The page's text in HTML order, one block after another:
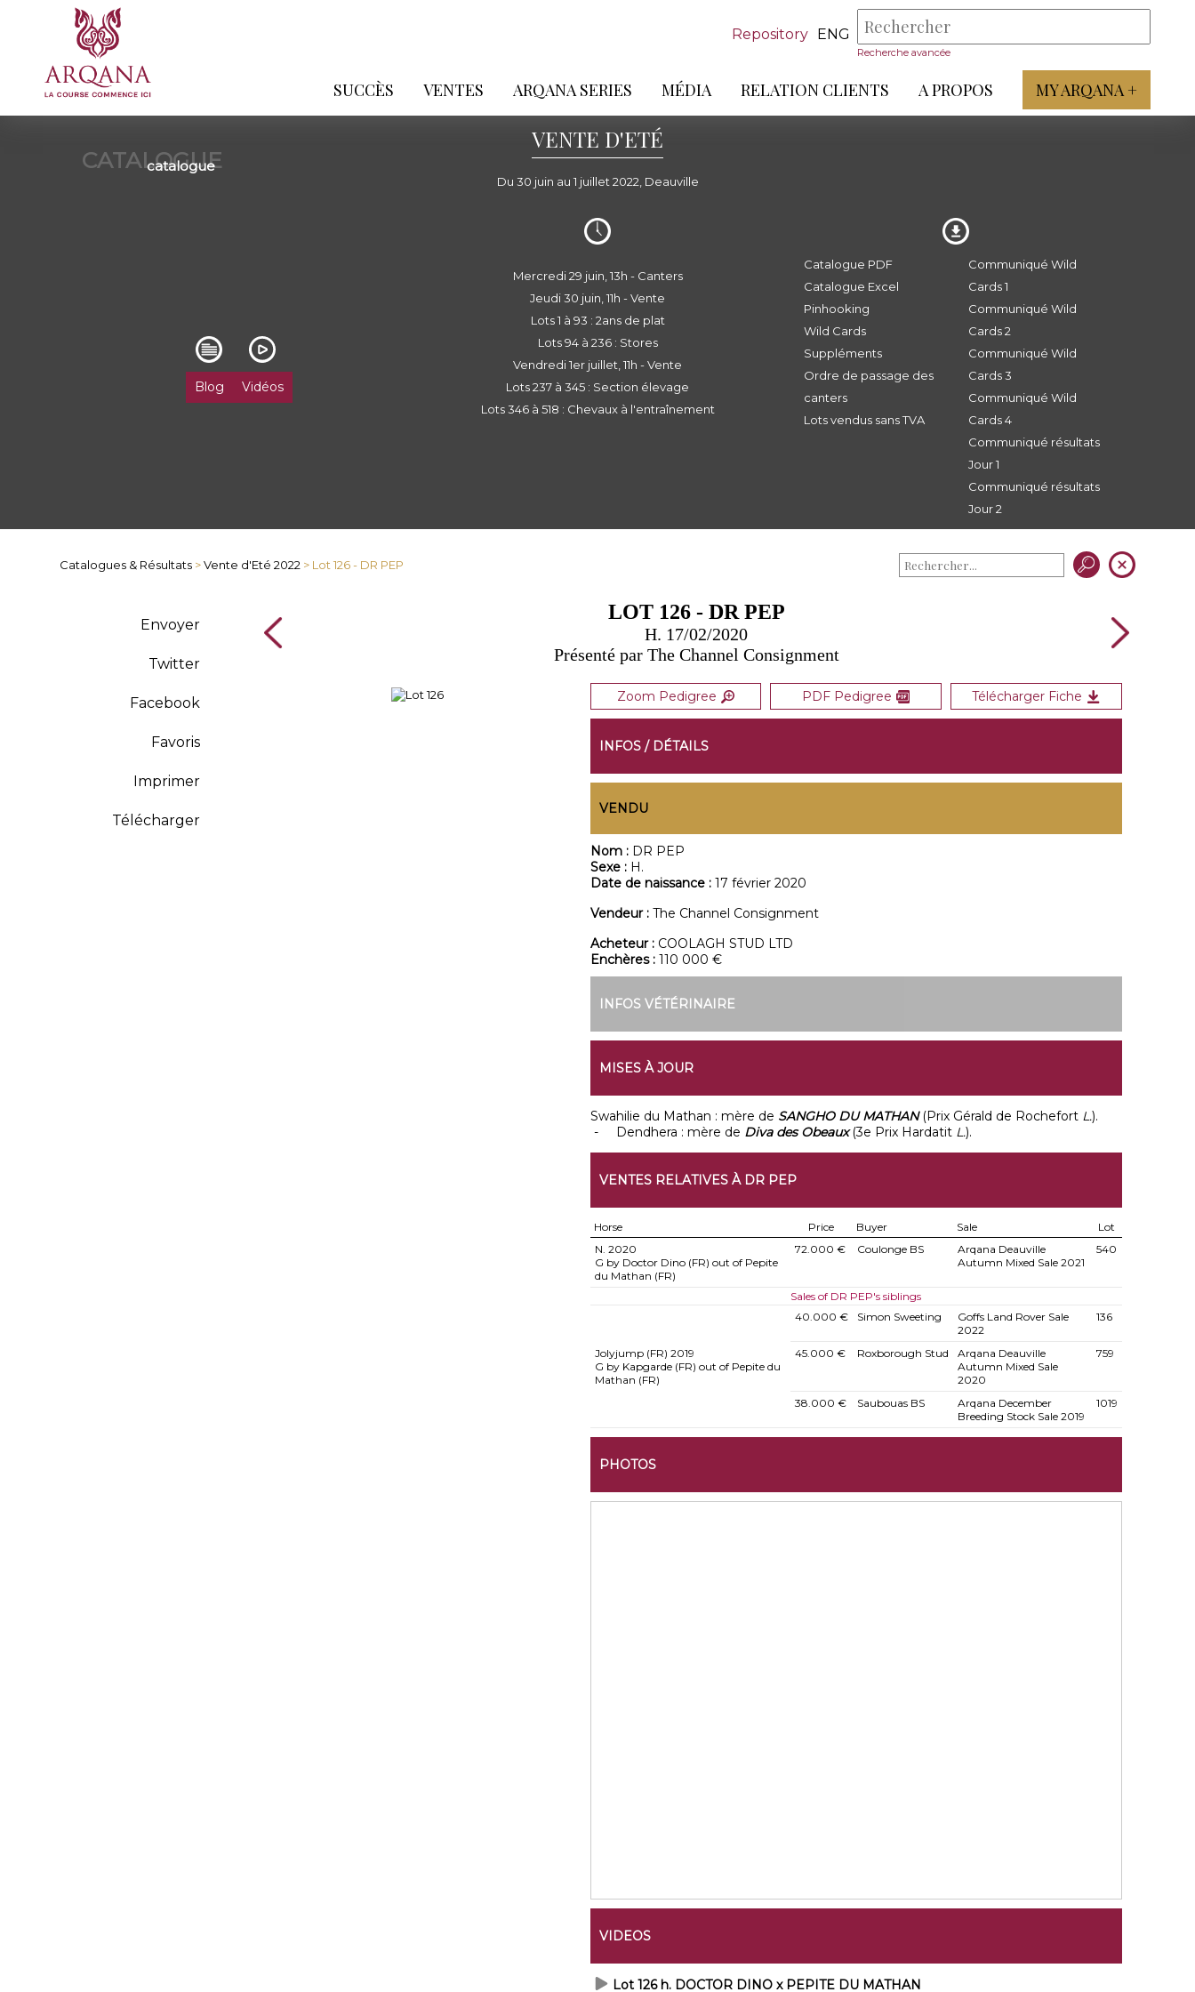
Repository ENG
Recherche avancée
SUCCÈS VENTES ARQANA SERIES MÉDIA RELATION CLIENTS A PROPOS MY ARQANA +
CATALOGUE
catalogue
VENTE D'ETÉ
Du 30 juin au 1 juillet 2022, Deauville
Blog Vidéos
Mercredi 29 juin, 13h - Canters
Jeudi 30 juin, 11h - Vente
Lots 1 à 93 : 2ans de plat
Lots 94 à 236 : Stores
Vendredi 1er juillet, 11h - Vente
Lots 237 à 345 : Section élevage
Lots 346 à 518 : Chevaux à l'entraînement
Catalogue PDF
Catalogue Excel
Pinhooking
Wild Cards
Suppléments
Ordre de passage des
canters
Lots vendus sans TVA
Communiqué Wild
Cards 1
Communiqué Wild
Cards 2
Communiqué Wild
Cards 3
Communiqué Wild
Cards 4
Communiqué résultats
Jour 1
Communiqué résultats
Jour 2
Catalogues & Résultats >Vente d'Eté 2022 > Lot 126 - DR PEP
Envoyer
Twitter
Facebook
Favoris
Imprimer
Télécharger
LOT 126 - DR PEP
H. 17/02/2020
Présenté par The Channel Consignment
Zoom Pedigree PDF Pedigree Télécharger Fiche
INFOS / DÉTAILS
VENDU
Nom : DR PEP
Sexe : H.
Date de naissance : 17 février 2020
Vendeur : The Channel Consignment
Acheteur : COOLAGH STUD LTD
Enchères : 110 000 €
INFOS VÉTÉRINAIRE
MISES À JOUR
Swahilie du Mathan : mère de SANGHO DU MATHAN(Prix Gérald de Rochefort L.).
- Dendhera : mère de Diva des Obeaux(3e Prix Hardatit L.).
VENTES RELATIVES À DR PEP
Horse Price Buyer Sale
Lot
N. 2020
G by Doctor Dino (FR) out of Pepite
du Mathan (FR)
72.000 € Coulonge BS
Arqana Deauville
Autumn Mixed Sale 2021
540
Sales of DR PEP's siblings
Jolyjump (FR) 2019
G by Kapgarde (FR) out of Pepite du
Mathan (FR)
40.000 € Simon Sweeting
Goffs Land Rover Sale
2022
136
45.000 € Roxborough Stud
Arqana Deauville
Autumn Mixed Sale
2020
759
38.000 € Saubouas BS
Arqana December
Breeding Stock Sale 2019
1019
PHOTOS
VIDEOS
Lot 126 h. DOCTOR DINO x PEPITE DU MATHAN